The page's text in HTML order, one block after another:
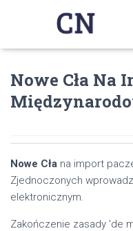
Nowe Cła Na
Nowe Cła na import
Zjednoczonych
elektronicznym.
Zakończenie zasady 'de